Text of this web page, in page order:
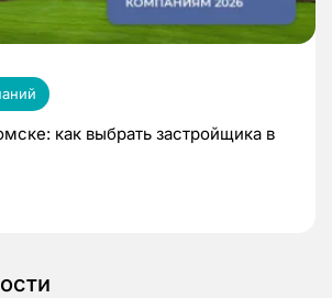
как выбрать застройщика в